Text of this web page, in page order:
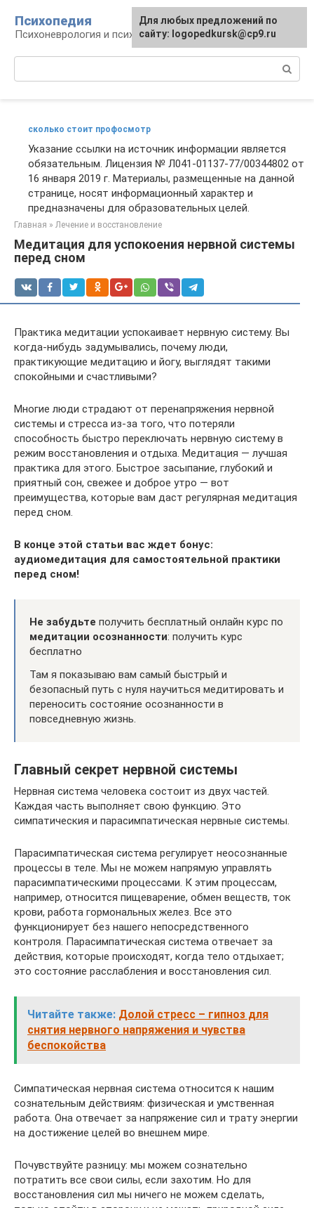
контенту
Психопедия
Психоневрология и психиатрия
сколько стоит профосмотр
Указание ссылки на источник информации является
обязательным. Лицензия № Л041-01137-77/00344802 от
16 января 2019 г. Материалы, размещенные на данной
странице, носят информационный характер и
предназначены для образовательных целей.
Главная » Лечение и восстановление
Медитация для успокоения нервной системы
перед сном
Практика медитации успокаивает нервную систему. Вы
когда-нибудь задумывались, почему люди,
практикующие медитацию и йогу, выглядят такими
спокойными и счастливыми?
Многие люди страдают от перенапряжения нервной
системы и стресса из-за того, что потеряли
способность быстро переключать нервную систему в
режим восстановления и отдыха. Медитация — лучшая
практика для этого. Быстрое засыпание, глубокий и
приятный сон, свежее и доброе утро — вот
преимущества, которые вам даст регулярная медитация
перед сном.
В конце этой статьи вас ждет бонус:
аудиомедитация для самостоятельной практики
перед сном!
Не забудьте получить бесплатный онлайн курс по
медитации осознанности: получить курс
бесплатно
Там я показываю вам самый быстрый и
безопасный путь с нуля научиться медитировать и
переносить состояние осознанности в
повседневную жизнь.
Главный секрет нервной системы
Нервная система человека состоит из двух частей.
Каждая часть выполняет свою функцию. Это
симпатическия и парасимпатическая нервные системы.
Парасимпатическая система регулирует неосознанные
процессы в теле. Мы не можем напрямую управлять
парасимпатическими процессами. К этим процессам,
например, относится пищеварение, обмен веществ, ток
крови, работа гормональных желез. Все это
функционирует без нашего непосредственного
контроля. Парасимпатическая система отвечает за
действия, которые происходят, когда тело отдыхает;
это состояние расслабления и восстановления сил.
Читайте также: Долой стресс – гипноз для
снятия нервного напряжения и чувства
беспокойства
Симпатическая нервная система относится к нашим
сознательным действиям: физическая и умственная
работа. Она отвечает за напряжение сил и трату энергии
на достижение целей во внешнем мире.
Почувствуйте разницу: мы можем сознательно
потратить все свои силы, если захотим. Но для
восстановления сил мы ничего не можем сделать,
Для любых предложений по
сайту: logopedkursk@cp9.ru